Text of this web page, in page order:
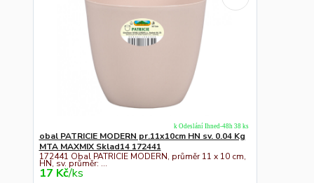
obal PATRICIE MODERN pr.11x10cm HN sv. 0.04 Kg
MTA MAXMIX Sklad14 172441
172441 Obal PATRICIE MODERN, průměr 11 x 10 cm,
HN, sv. průměr: ...
17 Kč/ks
k Odeslání Ihned-48h 38 ks